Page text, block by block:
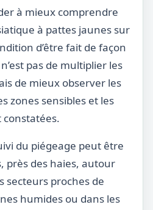
à mieux comprendre
à pattes jaunes sur
d’être fait de façon
pas de multiplier les
de mieux observer les
zones sensibles et les
du piégeage peut être
près des haies, autour
secteurs proches de
humides ou dans les